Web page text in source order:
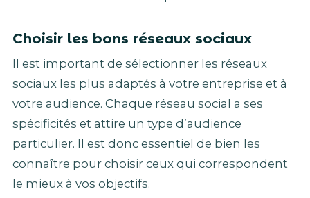
Choisir les bons réseaux sociaux
Il est important de sélectionner les réseaux
sociaux les plus adaptés à votre entreprise et à
votre audience. Chaque réseau social a ses
spécificités et attire un type d’audience
particulier. Il est donc essentiel de bien les
connaître pour choisir ceux qui correspondent
le mieux à vos objectifs.